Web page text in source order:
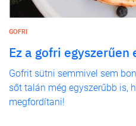
GOFRI
Ez a gofri
Gofrit sütni semmivel sem
sőt talán még egyszerűbb is,
megfordítani!